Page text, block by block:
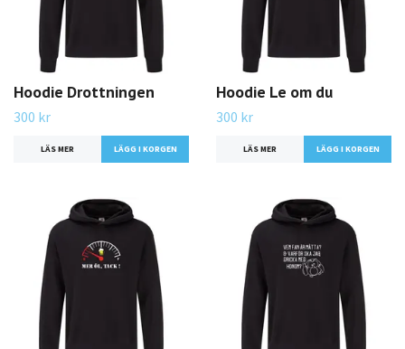
Hoodie Drottningen
300 kr
LÄS MER LÄGG I KORGEN
Hoodie Le om du
300 kr
LÄS MER LÄGG I KORGEN